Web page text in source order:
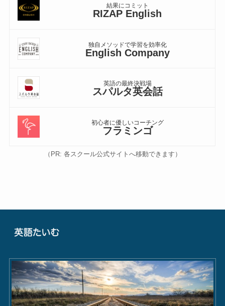
結果にコミット
RIZAP English
独自メソッドで学習を効率化
English Company
英語の最終決戦場
スパルタ英会話
初心者に優しいコーチング
フラミンゴ
（PR: 各スクール公式サイトへ移動できます）